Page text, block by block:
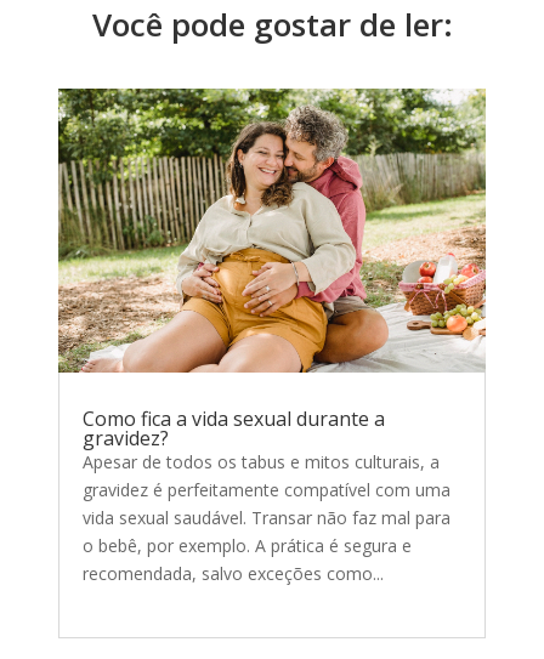
Você pode gostar de ler:
Como fica a vida sexual durante a
gravidez?
Apesar de todos os tabus e mitos culturais, a
gravidez é perfeitamente compatível com uma
vida sexual saudável. Transar não faz mal para
o bebê, por exemplo. A prática é segura e
recomendada, salvo exceções como...